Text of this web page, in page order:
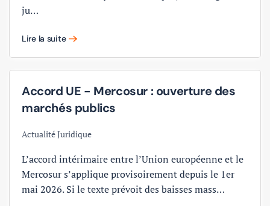
ju…
Lire la suite
Accord UE - Mercosur : ouverture des
marchés publics
Actualité Juridique
L’accord intérimaire entre l’Union européenne et le
Mercosur s’applique provisoirement depuis le 1er
mai 2026. Si le texte prévoit des baisses mass…